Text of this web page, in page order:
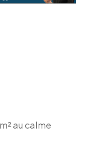
au calme